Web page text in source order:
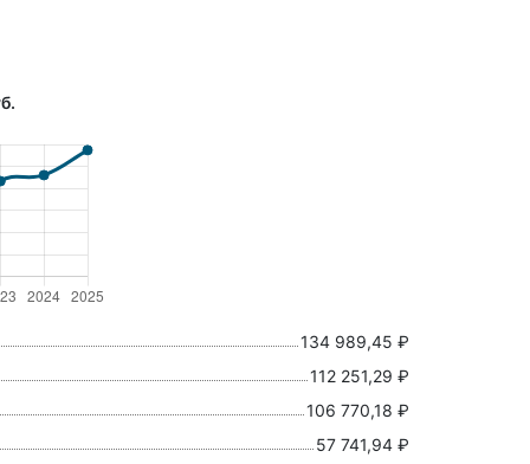
134 989,45 ₽
112 251,29 ₽
106 770,18 ₽
57 741,94 ₽